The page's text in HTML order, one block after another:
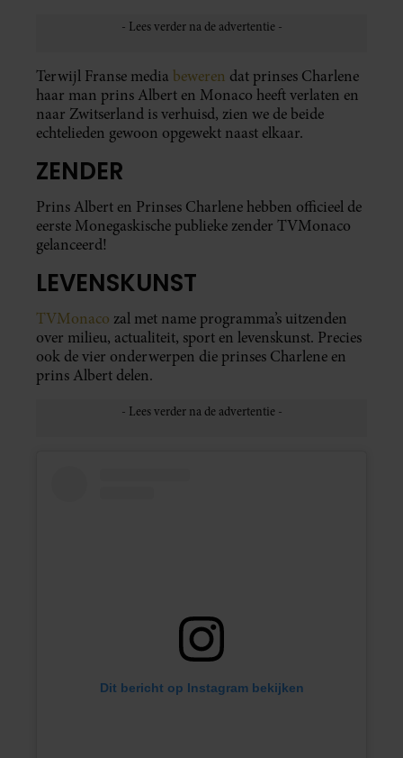
Terwijl Franse media beweren dat prinses Charlene
haar man prins Albert en Monaco heeft verlaten en
naar Zwitserland is verhuisd, zien we de beide
echtelieden gewoon opgewekt naast elkaar.
ZENDER
Prins Albert en Prinses Charlene hebben officieel de
eerste Monegaskische publieke zender TVMonaco
gelanceerd!
LEVENSKUNST
TVMonaco zal met name programma’s uitzenden
over milieu, actualiteit, sport en levenskunst. Precies
ook de vier onderwerpen die prinses Charlene en
prins Albert delen.
Dit bericht op Instagram bekijken